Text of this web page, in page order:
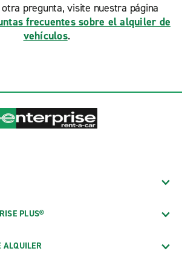
pregunta, visite nuestra página
frecuentes sobre el alquiler de
vehículos.
PLUS®
ALQUILER